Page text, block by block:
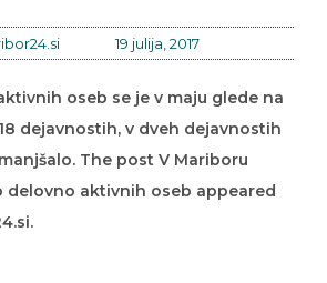
19 julija, 2017
oseb se je v maju glede na
dejavnostih, v dveh dejavnostih
The post V Mariboru
delovno aktivnih oseb appeared